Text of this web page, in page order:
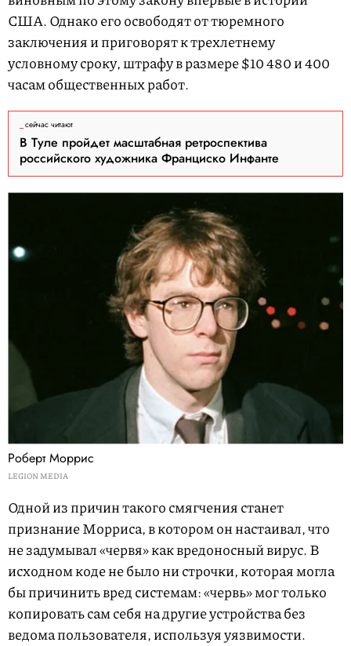
США. Однако его освободят от тюремного
заключения и приговорят к трехлетнему
условному сроку, штрафу в размере $10 480 и 400
часам общественных работ.
сейчас читают
В Туле пройдет масштабная ретроспектива
российского художника Франциско Инфанте
Роберт Моррис
LEGION MEDIA
Одной из причин такого смягчения станет
признание Морриса, в котором он настаивал, что
не задумывал «червя» как вредоносный вирус. В
исходном коде не было ни строчки, которая могла
бы причинить вред системам: «червь» мог только
копировать сам себя на другие устройства без
ведома пользователя, используя уязвимости.